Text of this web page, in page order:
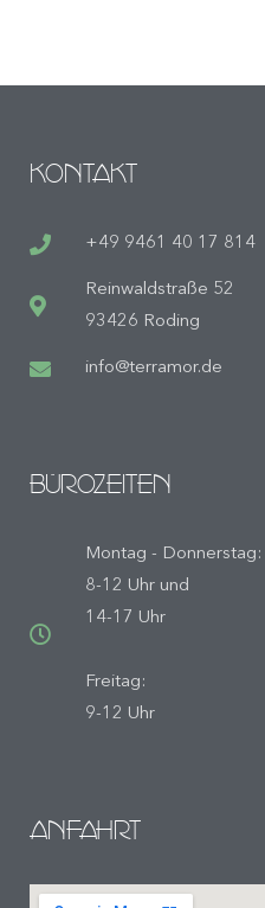
KONTAKT
+49 9461 40 17 814
Reinwaldstraße 52
93426 Roding
info@terramor.de
BÜROZEITEN
Montag - Donnerstag:
8-12 Uhr und
14-17 Uhr
Freitag:
9-12 Uhr
ANFAHRT